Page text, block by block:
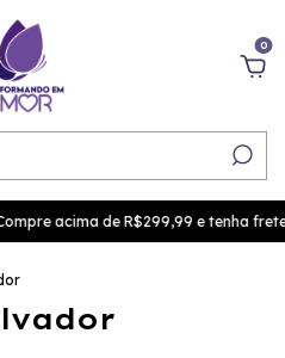
0
acima de R$299,99 e tenha